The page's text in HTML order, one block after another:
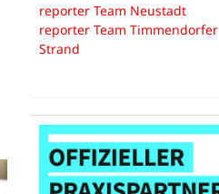
reporter Team Neustadt
reporter Team Timmendorfer
Strand